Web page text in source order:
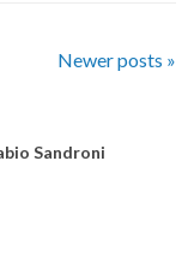
pensiero
–
Newer posts »
Sandroni